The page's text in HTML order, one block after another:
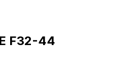
F32-44